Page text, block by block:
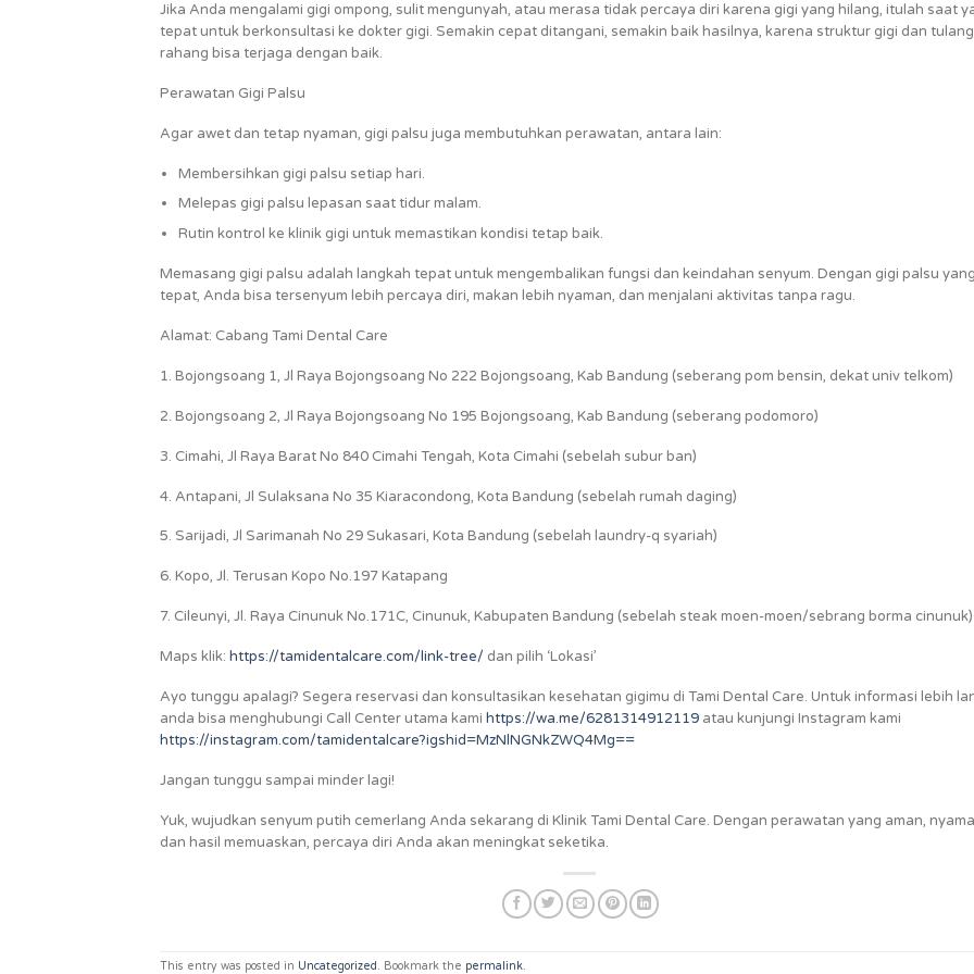
Jika Anda mengalami gigi ompong, sulit mengunyah, atau merasa tidak percaya diri karena gigi yang hilang, itulah saat
tepat untuk berkonsultasi ke dokter gigi. Semakin cepat ditangani, semakin baik hasilnya, karena struktur gigi dan tulang
rahang bisa terjaga dengan baik.
Perawatan Gigi Palsu
Agar awet dan tetap nyaman, gigi palsu juga membutuhkan perawatan, antara lain:
Membersihkan gigi palsu setiap hari.
Melepas gigi palsu lepasan saat tidur malam.
Rutin kontrol ke klinik gigi untuk memastikan kondisi tetap baik.
Memasang gigi palsu adalah langkah tepat untuk mengembalikan fungsi dan keindahan senyum. Dengan gigi palsu yang
tepat, Anda bisa tersenyum lebih percaya diri, makan lebih nyaman, dan menjalani aktivitas tanpa ragu.
Alamat: Cabang Tami Dental Care
1. Bojongsoang 1, Jl Raya Bojongsoang No 222 Bojongsoang, Kab Bandung (seberang pom bensin, dekat univ telkom)
2. Bojongsoang 2, Jl Raya Bojongsoang No 195 Bojongsoang, Kab Bandung (seberang podomoro)
3. Cimahi, Jl Raya Barat No 840 Cimahi Tengah, Kota Cimahi (sebelah subur ban)
4. Antapani, Jl Sulaksana No 35 Kiaracondong, Kota Bandung (sebelah rumah daging)
5. Sarijadi, Jl Sarimanah No 29 Sukasari, Kota Bandung (sebelah laundry-q syariah)
6. Kopo, Jl. Terusan Kopo No.197 Katapang
7. Cileunyi, Jl. Raya Cinunuk No.171C, Cinunuk, Kabupaten Bandung (sebelah steak moen-moen/sebrang borma cinunuk)
Maps klik: https://tamidentalcare.com/link-tree/ dan pilih ‘Lokasi’
Ayo tunggu apalagi? Segera reservasi dan konsultasikan kesehatan gigimu di Tami Dental Care. Untuk informasi lebih
anda bisa menghubungi Call Center utama kami https://wa.me/6281314912119 atau kunjungi Instagram kami
https://instagram.com/tamidentalcare?igshid=MzNlNGNkZWQ4Mg==
Jangan tunggu sampai minder lagi!
Yuk, wujudkan senyum putih cemerlang Anda sekarang di Klinik Tami Dental Care. Dengan perawatan yang aman,
dan hasil memuaskan, percaya diri Anda akan meningkat seketika.
This entry was posted in Uncategorized. Bookmark the permalink.